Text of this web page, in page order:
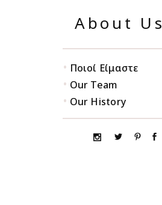
About Us
• Ποιοί Είμαστε
• Our Team
• Our History